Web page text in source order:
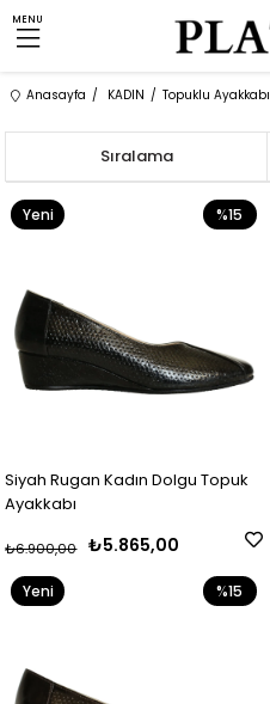
MENU
Anasayfa KADIN Topuklu Ayakkabı
Sıralama
Siyah Rugan Kadın Dolgu Topuk
Ayakkabı
₺5.865,00
₺6.900,00
%15
Yeni
%15
Yeni